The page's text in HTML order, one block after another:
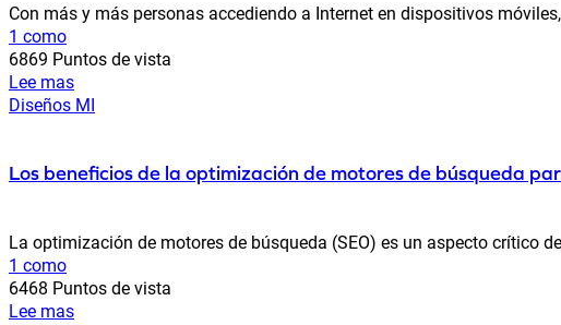
Con más y más personas accediendo a Internet en dispositivos
1 como
6869 Puntos de vista
Lee mas
Diseños MI
Los beneficios de la optimización de motores de búsqueda
La optimización de motores de búsqueda (SEO) es un aspecto crítico
1 como
6468 Puntos de vista
Lee mas